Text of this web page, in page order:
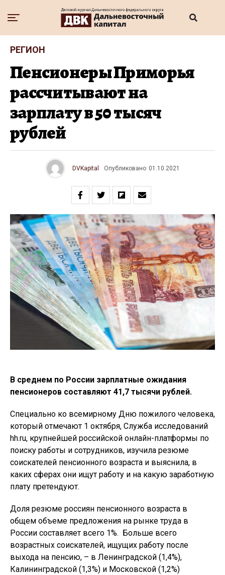
РЕГИОН
Пенсионеры Приморья
рассчитывают на
зарплату в 50 тысяч
рублей
DVKapital Опубликовано 01.10.2021
В среднем по России зарплатные ожидания
пенсионеров составляют 41,7 тысячи рублей.
Специально ко всемирному Дню пожилого человека,
который отмечают 1 октября, Служба исследований
hh.ru, крупнейшей российской онлайн-платформы по
поиску работы и сотрудников, изучила резюме
соискателей пенсионного возраста и выяснила, в
каких сферах они ищут работу и на какую заработную
плату претендуют.
Доля резюме россиян пенсионного возраста в
общем объеме предложения на рынке труда в
России составляет всего 1%. Больше всего
возрастных соискателей, ищущих работу после
выхода на пенсию, – в Ленинградской (1,4%),
Калининградской (1,3%) и Московской (1,2%)